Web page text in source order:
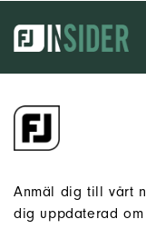
Anmäl dig till vårt
dig uppdaterad om